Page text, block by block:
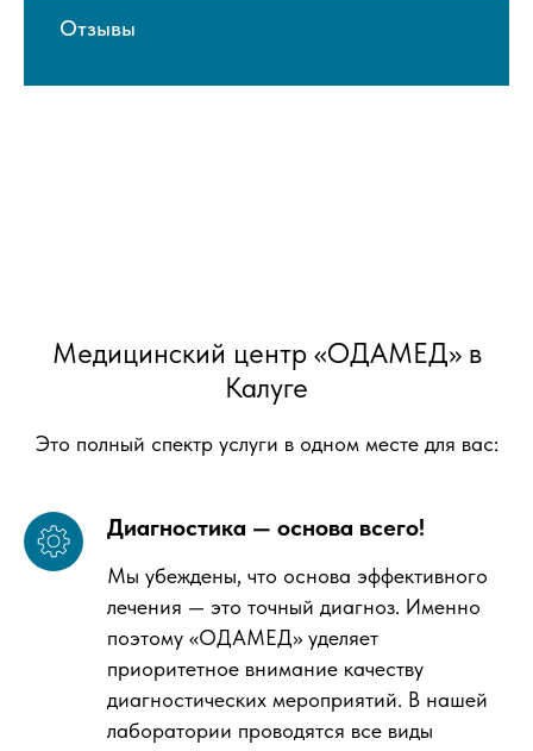
Отзывы
Медицинский центр «ОДАМЕД» в
Калуге
Это полный спектр услуги в одном месте для вас:
Диагностика — основа всего!
Мы убеждены, что основа эффективного
лечения — это точный диагноз. Именно
поэтому «ОДАМЕД» уделяет
приоритетное внимание качеству
диагностических мероприятий. В нашей
лаборатории проводятся все виды